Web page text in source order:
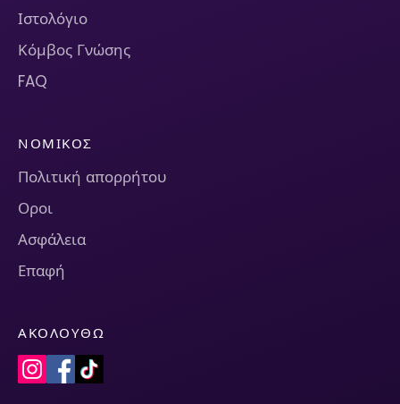
Ιστολόγιο
Κόμβος Γνώσης
FAQ
ΝΟΜΙΚΌΣ
Πολιτική απορρήτου
Οροι
Ασφάλεια
Επαφή
ΑΚΟΛΟΥΘΏ